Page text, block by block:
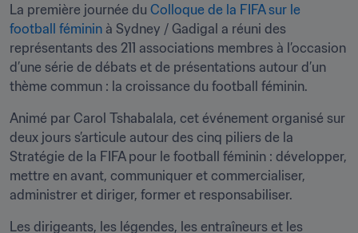
La première journée du Colloque de la FIFA sur le
football féminin à Sydney / Gadigal a réuni des
représentants des 211 associations membres à l’occasion
d’une série de débats et de présentations autour d’un
thème commun : la croissance du football féminin.
Animé par Carol Tshabalala, cet événement organisé sur
deux jours s’articule autour des cinq piliers de la
Stratégie de la FIFA pour le football féminin : développer,
mettre en avant, communiquer et commercialiser,
administrer et diriger, former et responsabiliser.
Les dirigeants, les légendes, les entraîneurs et les